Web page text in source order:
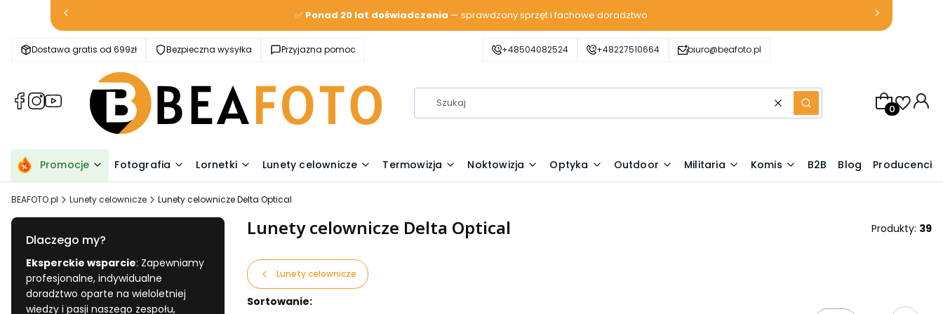
✅ Ponad 20 lat doświadczenia — sprawdzony sprzęt i fachowe doradztwo
Dostawa gratis od 699zł Bezpieczna wysyłka Przyjazna pomoc +48504082524 +48227510664 biuro@beafoto.pl
(Otwiera
karcie)
(Otwiera
karcie)
(Otwiera
karcie)
WyczyśćSzukaj
Produkty w
Promocje Fotografia Lornetki Lunety celownicze Termowizja Noktowizja Optyka Outdoor Militaria Komis B2B Blog Producenci
BEAFOTO.pl Lunety celownicze Lunety celownicze Delta Optical
Dlaczego my?
Eksperckie wsparcie: Zapewniamy
profesjonalne, indywidualne
doradztwo oparte na wieloletniej
wiedzy i pasji naszego zespołu,
Lunety celownicze Delta Optical Produkty: 39
Lunety celownicze
Lista produktów
Sortowanie: